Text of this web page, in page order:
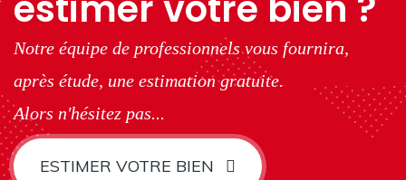
Notre équipe de professionnels vous fournira,
après étude, une estimation gratuite.
Alors n'hésitez pas...
ESTIMER VOTRE BIEN